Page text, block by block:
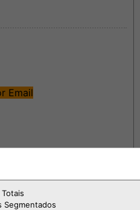
Segmentados